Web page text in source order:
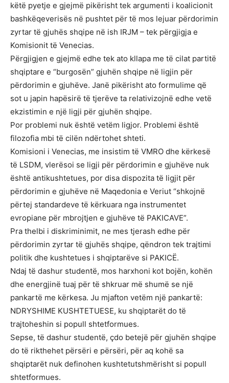
këtë pyetje e gjejmë pikërisht tek argumenti i koalicionit
bashkëqeverisës në pushtet për të mos lejuar përdorimin
zyrtar të gjuhës shqipe në ish IRJM – tek përgjigja e
Komisionit të Venecias.
Përgjigjen e gjejmë edhe tek ato kllapa me të cilat partitë
shqiptare e “burgosën” gjuhën shqipe në ligjin për
përdorimin e gjuhëve. Janë pikërisht ato formulime që
sot u japin hapësirë të tjerëve ta relativizojnë edhe vetë
ekzistimin e një ligji për gjuhën shqipe.
Por problemi nuk është vetëm ligjor. Problemi është
filozofia mbi të cilën ndërtohet shteti.
Komisioni i Venecias, me insistim të VMRO dhe kërkesë
të LSDM, vlerësoi se ligji për përdorimin e gjuhëve nuk
është antikushtetues, por disa dispozita të ligjit për
përdorimin e gjuhëve në Maqedonia e Veriut “shkojnë
përtej standardeve të kërkuara nga instrumentet
evropiane për mbrojtjen e gjuhëve të PAKICAVE”.
Pra thelbi i diskriminimit, ne mes tjerash edhe për
përdorimin zyrtar të gjuhës shqipe, qëndron tek trajtimi
politik dhe kushtetues i shqiptarëve si PAKICË.
Ndaj të dashur studentë, mos harxhoni kot bojën, kohën
dhe energjinë tuaj për të shkruar më shumë se një
pankartë me kërkesa. Ju mjafton vetëm një pankartë:
NDRYSHIME KUSHTETUESE, ku shqiptarët do të
trajtoheshin si popull shtetformues.
Sepse, të dashur studentë, çdo betejë për gjuhën shqipe
do të rikthehet përsëri e përsëri, për aq kohë sa
shqiptarët nuk definohen kushtetutshmërisht si popull
shtetformues.